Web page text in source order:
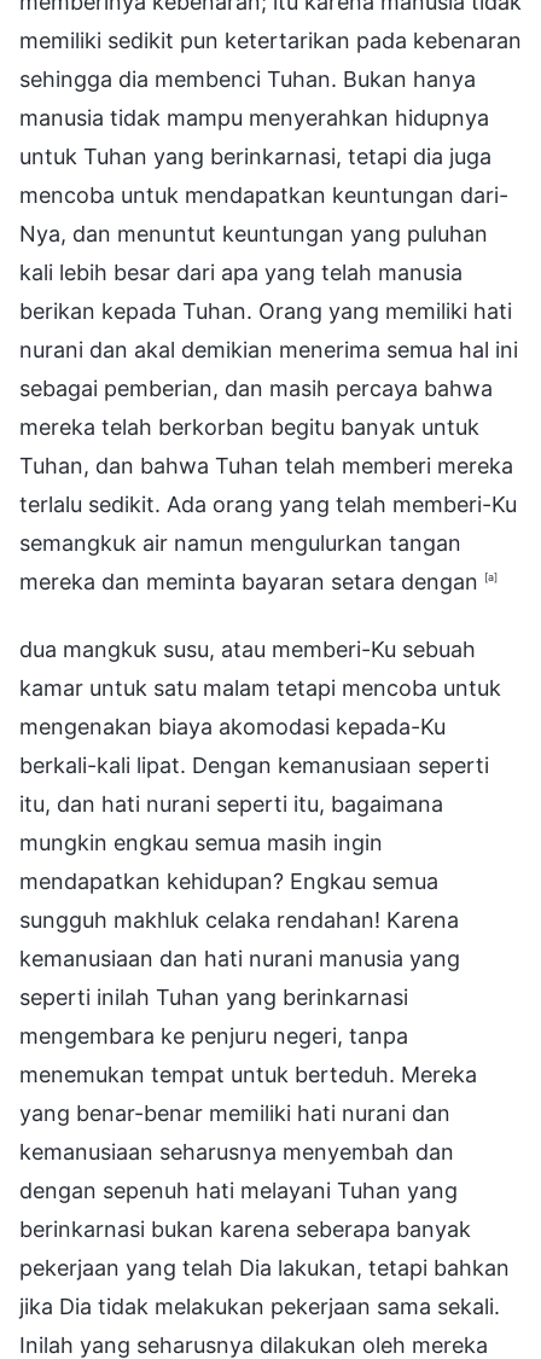
memiliki sedikit pun ketertarikan pada kebenaran
sehingga dia membenci Tuhan. Bukan hanya
manusia tidak mampu menyerahkan hidupnya
untuk Tuhan yang berinkarnasi, tetapi dia juga
mencoba untuk mendapatkan keuntungan dari-
Nya, dan menuntut keuntungan yang puluhan
kali lebih besar dari apa yang telah manusia
berikan kepada Tuhan. Orang yang memiliki hati
nurani dan akal demikian menerima semua hal ini
sebagai pemberian, dan masih percaya bahwa
mereka telah berkorban begitu banyak untuk
Tuhan, dan bahwa Tuhan telah memberi mereka
terlalu sedikit. Ada orang yang telah memberi-Ku
semangkuk air namun mengulurkan tangan
mereka dan meminta bayaran setara dengan
[a]
dua mangkuk susu, atau memberi-Ku sebuah
kamar untuk satu malam tetapi mencoba untuk
mengenakan biaya akomodasi kepada-Ku
berkali-kali lipat. Dengan kemanusiaan seperti
itu, dan hati nurani seperti itu, bagaimana
mungkin engkau semua masih ingin
mendapatkan kehidupan? Engkau semua
sungguh makhluk celaka rendahan! Karena
kemanusiaan dan hati nurani manusia yang
seperti inilah Tuhan yang berinkarnasi
mengembara ke penjuru negeri, tanpa
menemukan tempat untuk berteduh. Mereka
yang benar-benar memiliki hati nurani dan
kemanusiaan seharusnya menyembah dan
dengan sepenuh hati melayani Tuhan yang
berinkarnasi bukan karena seberapa banyak
pekerjaan yang telah Dia lakukan, tetapi bahkan
jika Dia tidak melakukan pekerjaan sama sekali.
Inilah yang seharusnya dilakukan oleh mereka